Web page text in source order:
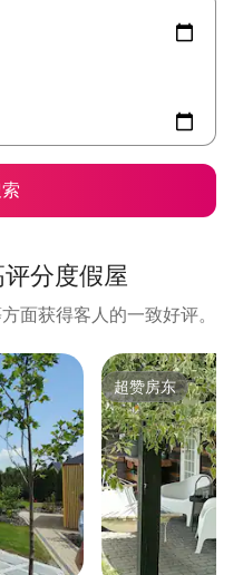
分度假屋
面获得客人的一致好评。
超赞房东
超赞房东